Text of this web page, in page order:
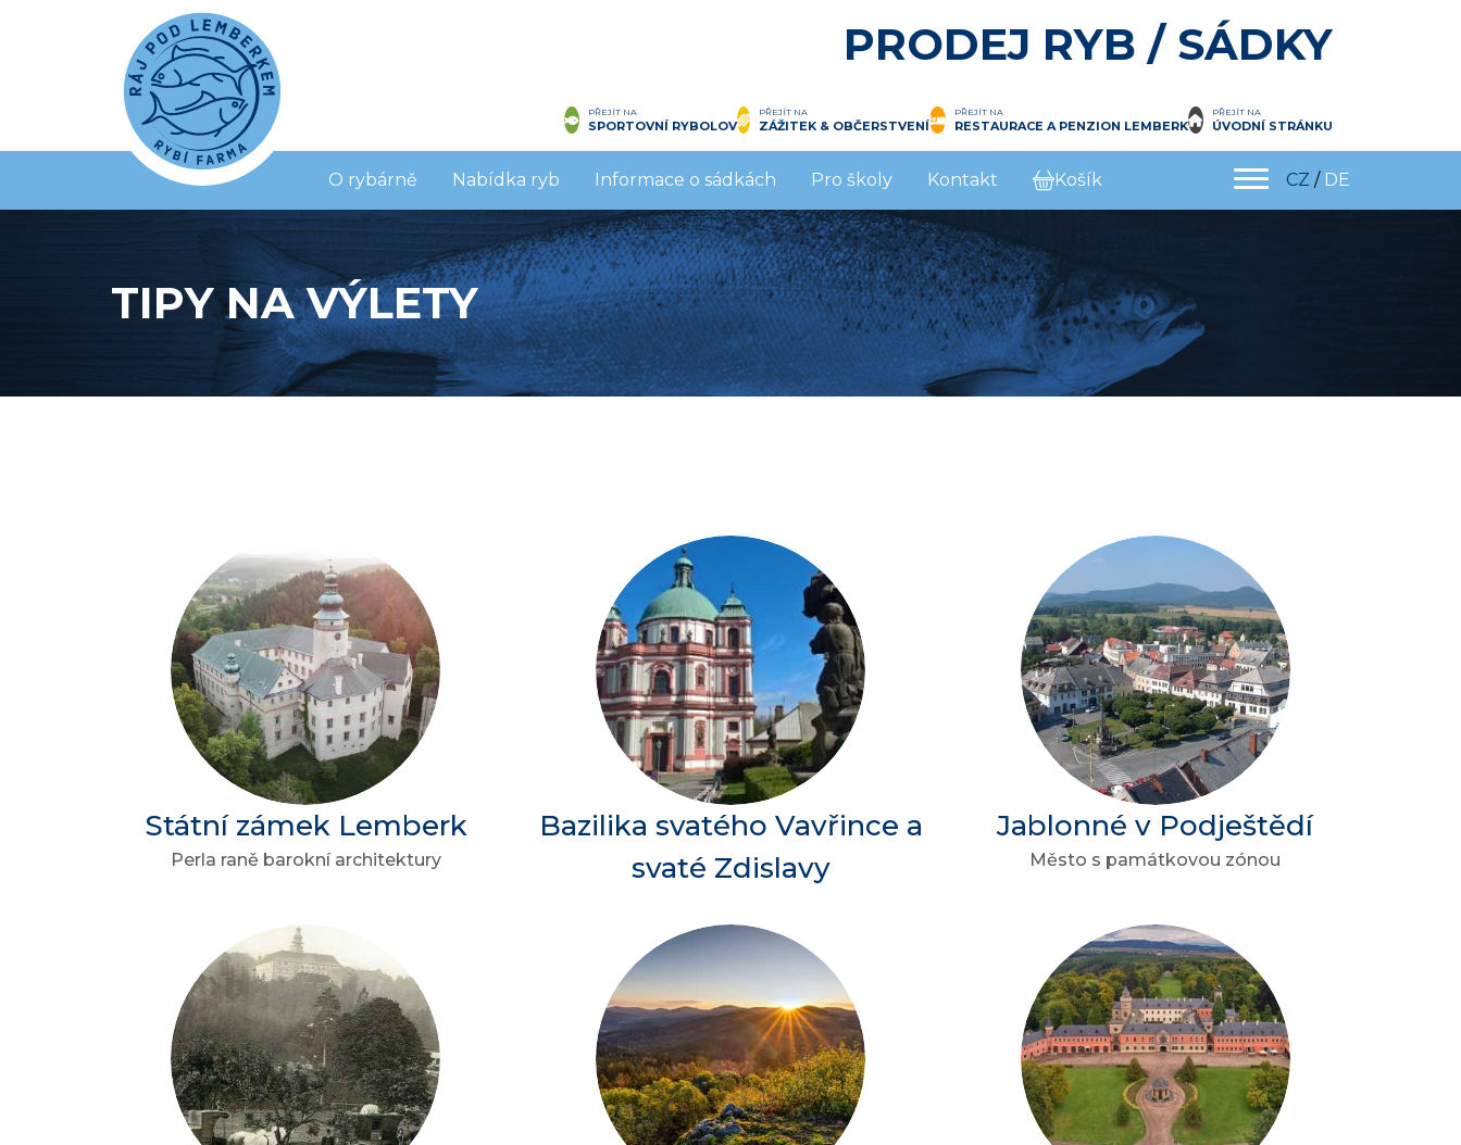
PRODEJ RYB / SÁDKY
PŘEJÍT NA
SPORTOVNÍ RYBOLOV
PŘEJÍT NA
ZÁŽITEK & OBČERSTVENÍ
PŘEJÍT NA
RESTAURACE A PENZION LEMBERK
PŘEJÍT NA
ÚVODNÍ STRÁNKU
O rybárně Nabídka ryb Informace o sádkách Pro školy Kontakt Košík CZ / DE
TIPY NA VÝLETY
Státní zámek Lemberk
Perla raně barokní architektury
Bazilika svatého Vavřince a
svaté Zdislavy
Jablonné v Podještědí
Město s památkovou zónou